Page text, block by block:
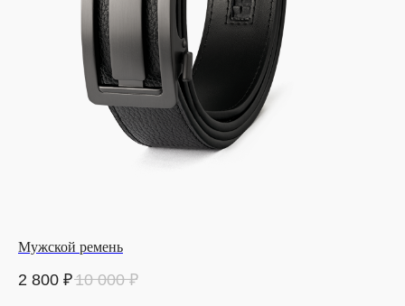
Мужской ремень
2 800 ₽10 000 ₽